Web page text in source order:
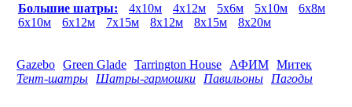
Большие шатры: 4x10м 4x12м 5x6м 5x10м
6x8м
6x10м
6x12м 7x15м 8x12м 8x15м 8x20м
Gazebo Green Glade Tarrington House АФИМ Митек
Тент-шатры
Шатры-гармошки Павильоны Пагоды